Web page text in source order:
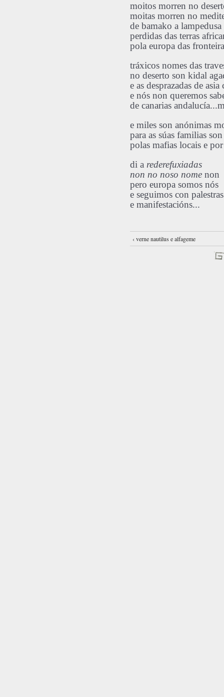
moitos morren no
moitas morren no
de bamako a
perdidas das terras
pola europa das
tráxicos nomes das
no deserto son kidal
e as desprazadas de
e nós non queremos
de canarias
e miles son anónimas
para as súas familias
polas mafias locais e
di a rederefuxiadas
non no noso nome non
pero europa somos nós
e seguimos con palestras
e manifestacións...
‹ verne nautilus e alfageme